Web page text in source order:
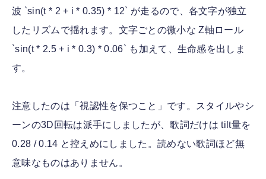
波 `sin(t * 2 + i * 0.35) * 12` が走るので、各文字が独立
したリズムで揺れます。文字ごとの微小な Z軸ロール
`sin(t * 2.5 + i * 0.3) * 0.06` も加えて、生命感を出しま
す。
注意したのは「視認性を保つこと」です。スタイルやシ
ーンの3D回転は派手にしましたが、歌詞だけは tilt量を
0.28 / 0.14 と控えめにしました。読めない歌詞ほど無
意味なものはありません。